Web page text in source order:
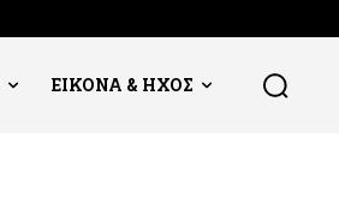
ΕΙΚΟΝΑ & ΗΧΟΣ